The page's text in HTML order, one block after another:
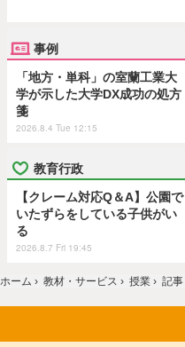
事例
「地方・単科」の室蘭工業大
学が示した大学DX成功の処方
箋
2026.8.4 Tue 12:15
教育行政
【クレーム対応Q＆A】公園で
いたずらをしている子供がい
る
2026.8.7 Fri 19:45
ホーム › 教材・サービス › 授業 › 記事